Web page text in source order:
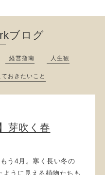
ブログ
経営指南 人生観
おきたいこと
芽吹く春
う4月。寒く長い冬の
うに見える植物たちも